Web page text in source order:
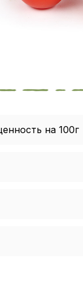
на 100г